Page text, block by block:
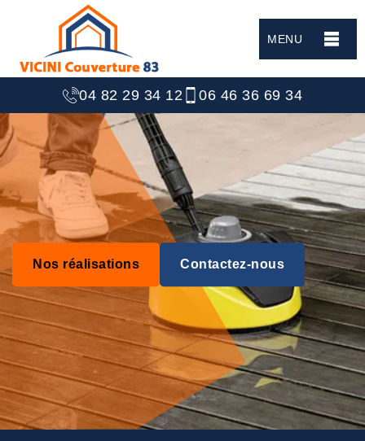
MENU
04 82 29 34 12 06 46 36 69 34
Nos réalisations Contactez-nous